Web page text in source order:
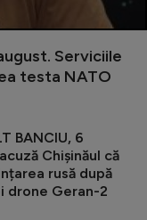
Serviciile
testa NATO
BANCIU, 6
Chișinăul că
rusă după
drone Geran-2